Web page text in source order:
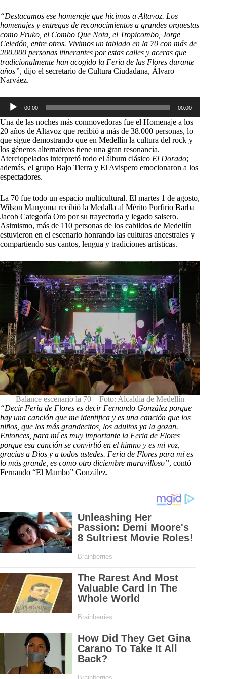
“Destacamos ese homenaje que hicimos a Altavoz. Los
homenajes y entregas de reconocimientos a grandes orquestas
como Fruko, el Combo Que Nota, el Tropicombo, Jorge
Celedón, entre otros. Vivimos un tablado en la 70 con más de
200.000 personas itinerantes por estas calles y aceras que
tradicionalmente han acogido la Feria de las Flores durante
años”, dijo el secretario de Cultura Ciudadana, Álvaro
Narváez.
Reproductor
audio
00:00 00:00
Una de las noches más conmovedoras fue el Homenaje a los
20 años de Altavoz que recibió a más de 38.000 personas, lo
que sigue demostrando que en Medellín la cultura del rock y
los géneros alternativos tiene una gran resonancia.
Aterciopelados interpretó todo el álbum clásico El Dorado;
además, el grupo Bajo Tierra y El Avispero emocionaron a los
espectadores.
La 70 fue todo un espacio multicultural. El martes 1 de agosto,
Wilson Manyoma recibió la Medalla al Mérito Porfirio Barba
Jacob Categoría Oro por su trayectoria y legado salsero.
Asimismo, más de 110 personas de los cabildos de Medellín
estuvieron en el escenario honrando las culturas ancestrales y
compartiendo sus cantos, lengua y tradiciones artísticas.
Balance escenario la 70 – Foto: Alcaldía de Medellín
“Decir Feria de Flores es decir Fernando González porque
hay una canción que me identifica y es una canción que los
niños, que los más grandecitos, los adultos ya la gozan.
Entonces, para mí es muy importante la Feria de Flores
porque esa canción se convirtió en el himno y es mi voz,
gracias a Dios y a todos ustedes. Feria de Flores para mí es
lo más grande, es como otro diciembre maravilloso”, contó
Fernando “El Mambo” González.